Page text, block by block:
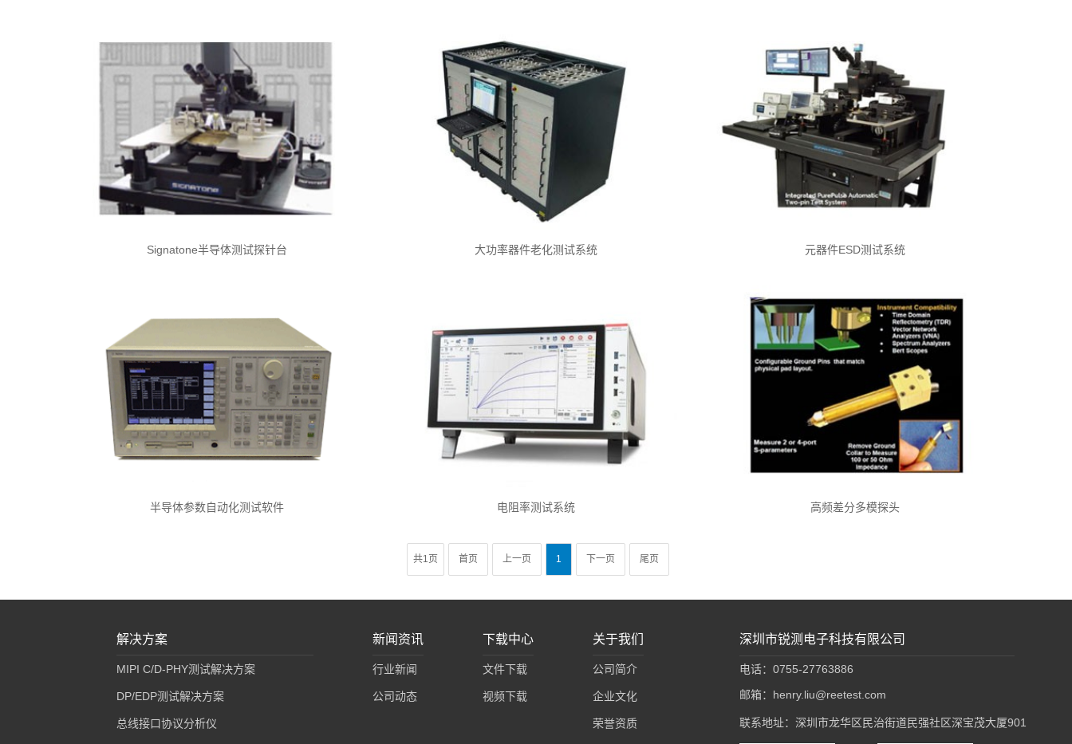
Signatone半导体测试探针台 大功率器件老化测试系统 元器件ESD测试系统
半导体参数自动化测试软件 电阻率测试系统 高频差分多模探头
共1页 首页 上一页 1 下一页 尾页
解决方案
MIPI C/D-PHY测试解决方案
DP/EDP测试解决方案
总线接口协议分析仪
新闻资讯
行业新闻
公司动态
下载中心
文件下载
视频下载
关于我们
公司简介
企业文化
荣誉资质
深圳市锐测电子科技有限公司
电话：0755-27763886
邮箱：henry.liu@reetest.com
联系地址：深圳市龙华区民治街道民强社区深宝茂大厦901